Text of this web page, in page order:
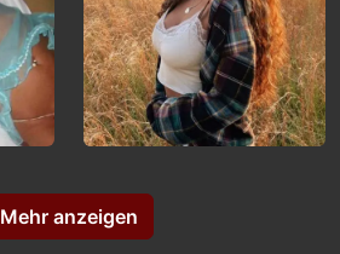
Mehr anzeigen